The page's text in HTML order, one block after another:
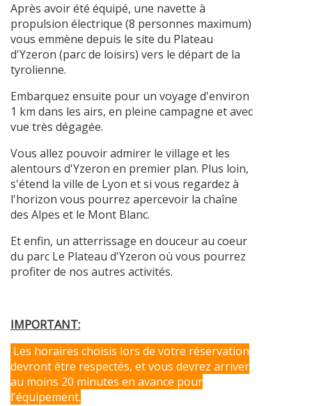
Après avoir été équipé, une navette à
propulsion électrique (8 personnes maximum)
vous emmène depuis le site du Plateau
d'Yzeron (parc de loisirs) vers le départ de la
tyrolienne.
Embarquez ensuite pour un voyage d'environ
1 km dans les airs, en pleine campagne et avec
vue très dégagée.
Vous allez pouvoir admirer le village et les
alentours d'Yzeron en premier plan. Plus loin,
s'étend la ville de Lyon et si vous regardez à
l'horizon vous pourrez apercevoir la chaîne
des Alpes et le Mont Blanc.
Et enfin, un atterrissage en douceur au coeur
du parc Le Plateau d'Yzeron où vous pourrez
profiter de nos autres activités.
IMPORTANT:
Les horaires choisis lors de votre réservation
devront être respectés, et vous devrez arriver
au moins 20 minutes en avance pour
l'équipement.